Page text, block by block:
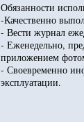
Обязанности
-Качественно
- Вести журнал
- Еженедельно,
приложением
- Своевременно
эксплуатации.